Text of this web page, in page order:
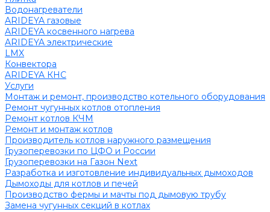
Водонагреватели
ARIDEYA газовые
ARIDEYA косвенного нагрева
ARIDEYA электрические
LMX
Конвектора
ARIDEYA КНС
Услуги
Монтаж и ремонт, производство котельного оборудования
Ремонт чугунных котлов отопления
Ремонт котлов КЧМ
Ремонт и монтаж котлов
Производитель котлов наружного размещения
Грузоперевозки по ЦФО и России
Грузоперевозки на Газон Next
Разработка и изготовление индивидуальных дымоходов
Дымоходы для котлов и печей
Производство фермы и мачты под дымовую трубу
Замена чугунных секций в котлах